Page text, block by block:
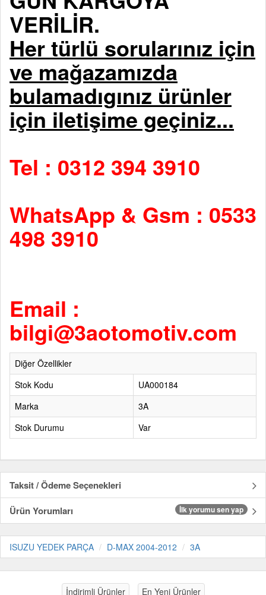
VERİLİR.
Her türlü sorularınız için
ve mağazamızda
bulamadıgınız ürünler
için iletişime geçiniz...
Tel : 0312 394 3910
WhatsApp & Gsm : 0533
498 3910
Email :
bilgi@3aotomotiv.com
Diğer Özellikler
Stok Kodu
UA000184
Marka
3A
Stok Durumu
Var
Taksit / Ödeme Seçenekleri
Ürün Yorumları
İlk yorumu sen yap
ISUZU YEDEK PARÇA D-MAX 2004-2012 3A
İndirimli Ürünler En Yeni Ürünler